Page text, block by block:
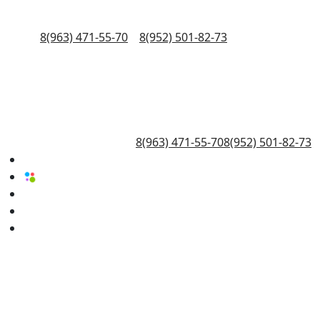
8(963) 471-55-70 8(952) 501-82-73
8(963) 471-55-708(952) 501-82-73